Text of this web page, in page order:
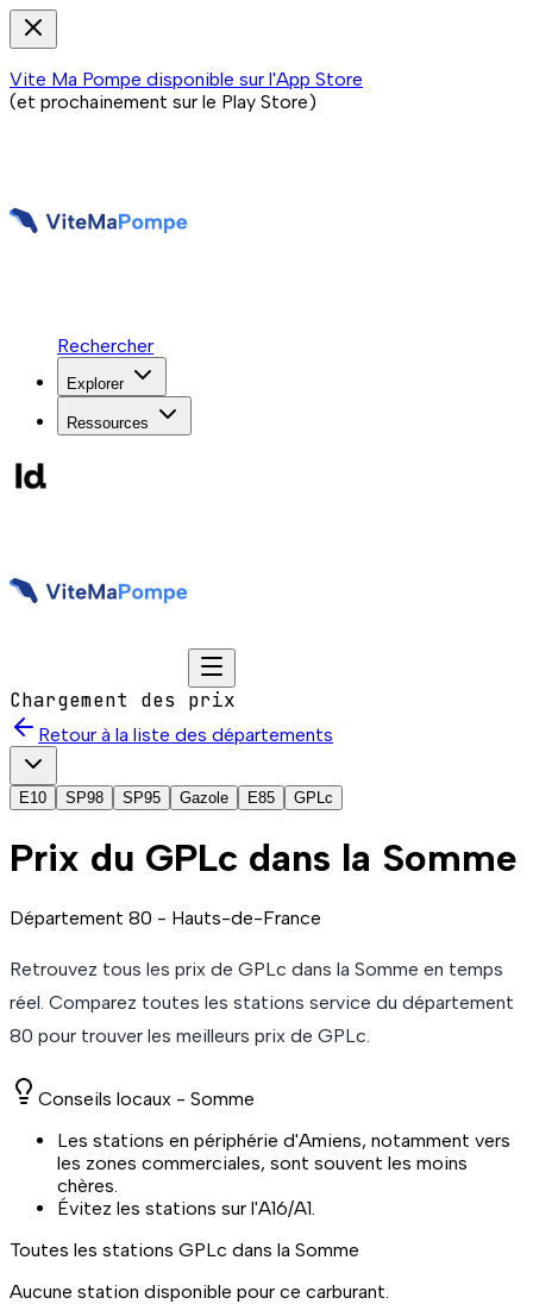
Vite Ma Pompe disponible sur l'App Store
(et prochainement sur le Play Store)
Rechercher
Explorer
Ressources
Chargement des prix
Retour à la liste des départements
E10 SP98 SP95 Gazole E85 GPLc
Prix du GPLc dans la Somme
Département 80 - Hauts-de-France
Retrouvez tous les prix de GPLc dans la Somme en temps
réel. Comparez toutes les stations service du département
80 pour trouver les meilleurs prix de GPLc.
Conseils locaux - Somme
Les stations en périphérie d'Amiens, notamment vers
les zones commerciales, sont souvent les moins
chères.
Évitez les stations sur l'A16/A1.
Toutes les stations GPLc dans la Somme
Aucune station disponible pour ce carburant.